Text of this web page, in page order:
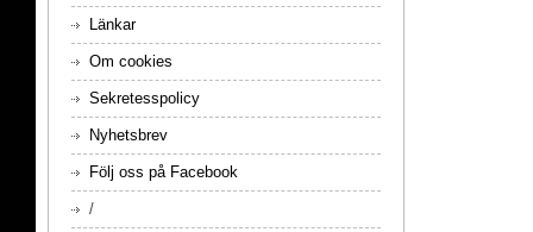
Länkar
Om cookies
Sekretesspolicy
Nyhetsbrev
Följ oss på Facebook
/